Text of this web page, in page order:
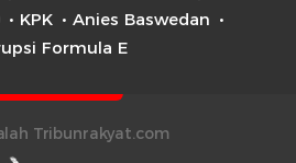
KPK
Anies Baswedan
Formula E
Tribunrakyat.com